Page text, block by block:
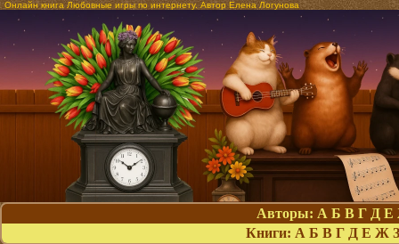
Онлайн книга Любовные игры по интернету. Автор Елена Логунова
Авторы: А Б В Г Д Е
Книги: А Б В Г Д Е Ж З